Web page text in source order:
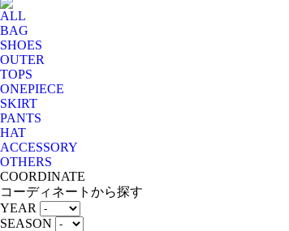
ALL
BAG
SHOES
OUTER
TOPS
ONEPIECE
SKIRT
PANTS
HAT
ACCESSORY
OTHERS
COORDINATE
コーディネートから探す
YEAR
SEASON